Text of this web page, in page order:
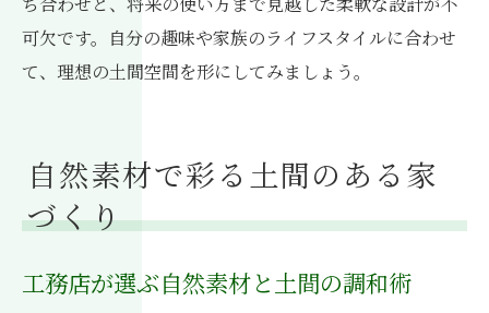
可欠です。自分の趣味や家族のライフスタイルに合わせ
て、理想の土間空間を形にしてみましょう。
自然素材で彩る土間のある家
づくり
工務店が選ぶ自然素材と土間の調和術